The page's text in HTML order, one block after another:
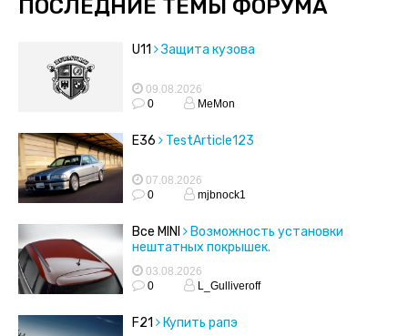
ПОСЛЕДНИЕ ТЕМЫ ФОРУМА
U11 Защита кузова
09.08.2026
0
MeMon
E36 TestArticle123
07.08.2026
0
mjbnock1
Все MINI
Возможность установки
нештатных покрышек.
03.08.2026
0
L_Gulliveroff
F21 Купить рапэ